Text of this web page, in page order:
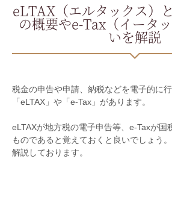
eLTAX（エルタックス）
の概要やe-Tax（イータ
いを解説
税金の申告や申請、納税などを電子的に
「 eLTAX 」や「 e-Tax 」があります。
eLTAXが地方税の電子申告等、 e-Taxが国
ものであると覚えておくと良いでしょう
解説しております。